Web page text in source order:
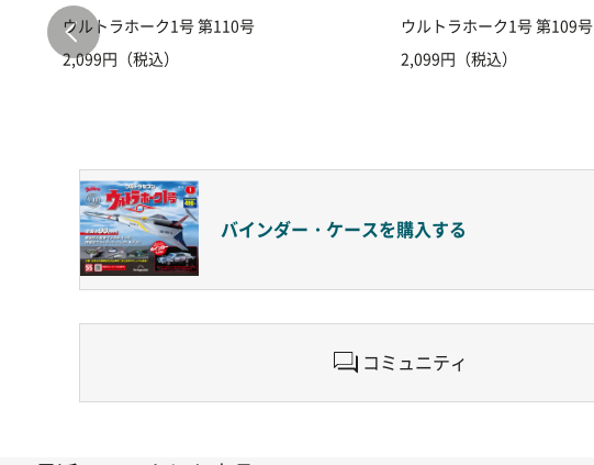
ウルトラホーク1号 第110号
2,099円（税込）
ウルトラホーク1号 第109号
2,099円（税込）
バインダー・ケースを購入する
コミュニティ